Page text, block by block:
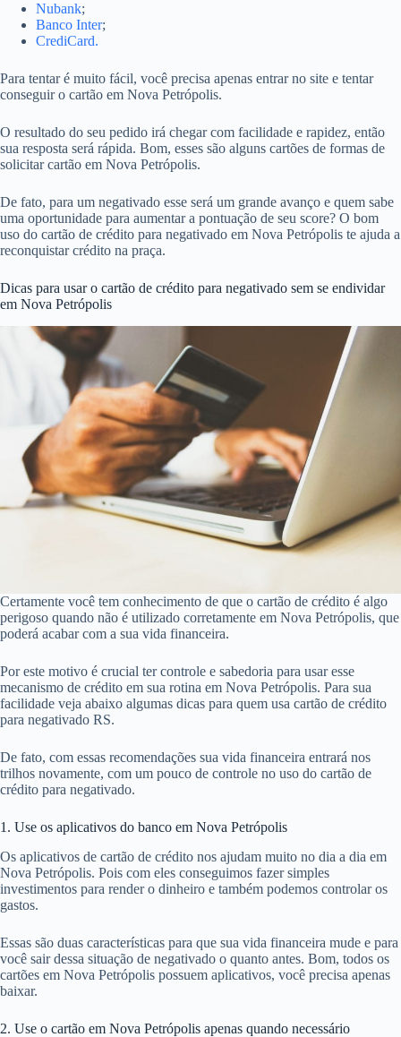
Nubank;
Banco Inter;
CrediCard.
Para tentar é muito fácil, você precisa apenas entrar no site e tentar
conseguir o cartão em Nova Petrópolis.
O resultado do seu pedido irá chegar com facilidade e rapidez, então
sua resposta será rápida. Bom, esses são alguns cartões de formas de
solicitar cartão em Nova Petrópolis.
De fato, para um negativado esse será um grande avanço e quem sabe
uma oportunidade para aumentar a pontuação de seu score? O bom
uso do cartão de crédito para negativado em Nova Petrópolis te ajuda a
reconquistar crédito na praça.
Dicas para usar o cartão de crédito para negativado sem se endividar
em Nova Petrópolis
Certamente você tem conhecimento de que o cartão de crédito é algo
perigoso quando não é utilizado corretamente em Nova Petrópolis, que
poderá acabar com a sua vida financeira.
Por este motivo é crucial ter controle e sabedoria para usar esse
mecanismo de crédito em sua rotina em Nova Petrópolis. Para sua
facilidade veja abaixo algumas dicas para quem usa cartão de crédito
para negativado RS.
De fato, com essas recomendações sua vida financeira entrará nos
trilhos novamente, com um pouco de controle no uso do cartão de
crédito para negativado.
1. Use os aplicativos do banco em Nova Petrópolis
Os aplicativos de cartão de crédito nos ajudam muito no dia a dia em
Nova Petrópolis. Pois com eles conseguimos fazer simples
investimentos para render o dinheiro e também podemos controlar os
gastos.
Essas são duas características para que sua vida financeira mude e para
você sair dessa situação de negativado o quanto antes. Bom, todos os
cartões em Nova Petrópolis possuem aplicativos, você precisa apenas
baixar.
2. Use o cartão em Nova Petrópolis apenas quando necessário